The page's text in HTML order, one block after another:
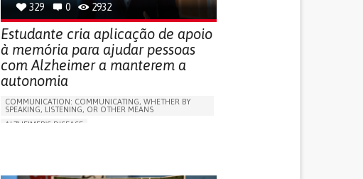
329 0 2932
Estudante cria aplicação de apoio
à memória para ajudar pessoas
com Alzheimer a manterem a
autonomia
COMMUNICATION: COMMUNICATING, WHETHER BY
SPEAKING, LISTENING, OR OTHER MEANS
ALZHEIMER'S DISEASE